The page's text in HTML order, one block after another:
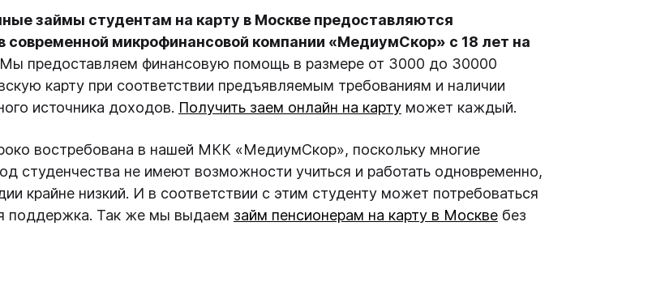
займы студентам на карту в Москве предоставляются
современной микрофинансовой компании «МедиумСкор» с 18 лет на
Мы предоставляем финансовую помощь в размере от 3000 до 30000
карту при соответствии предъявляемым требованиям и наличии
источника доходов. Получить заем онлайн на картуможет каждый.
востребована в нашей МКК «МедиумСкор», поскольку многие
студенчества не имеют возможности учиться и работать одновременно,
крайне низкий. И в соответствии с этим студенту может потребоваться
поддержка. Так же мы выдаем займ пенсионерам на карту в Москвебез